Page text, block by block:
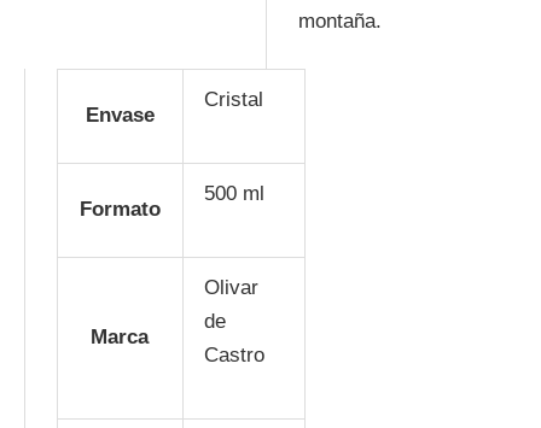
montaña.
Envase
Cristal
Formato
500 ml
Marca
Olivar
de
Castro